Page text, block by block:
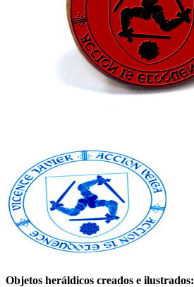
Objetos heráldicos creados e ilustrados: